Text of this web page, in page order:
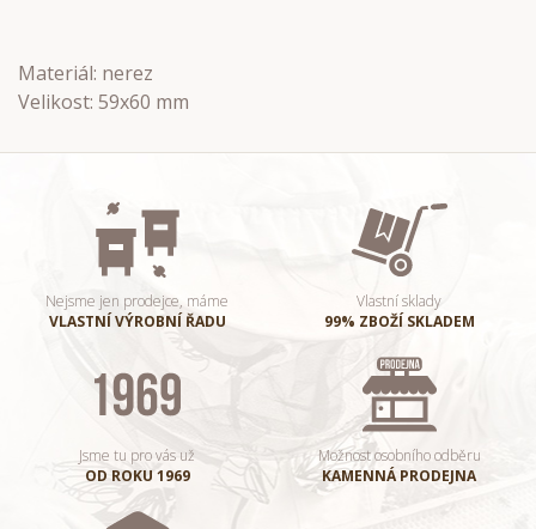
Materiál: nerez
Velikost: 59x60 mm
Nejsme jen prodejce, máme
VLASTNÍ VÝROBNÍ ŘADU
Vlastní sklady
99% ZBOŽÍ SKLADEM
Jsme tu pro vás už
OD ROKU 1969
Možnost osobního odběru
KAMENNÁ PRODEJNA